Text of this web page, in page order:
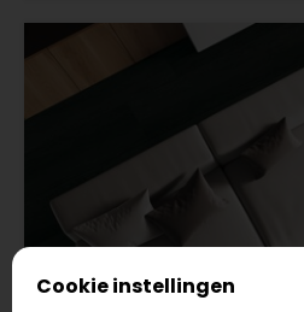
Cookie instellingen